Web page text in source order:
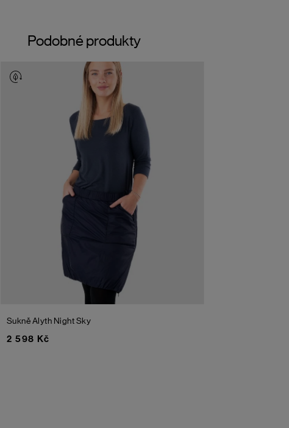
Podobné produkty
Sukně Alyth Night Sky
2 598 Kč